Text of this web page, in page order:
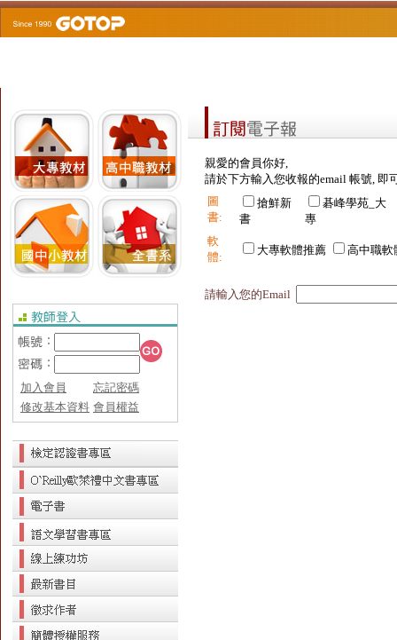
加入會員
忘記密碼
修改基本資料 會員權益
親愛的會員你好,
請於下方輸入您收報的email 帳號, 即
圖
書:
搶鮮新
書
碁峰學苑_大
專
軟
體:
大專軟體推薦 高中職軟
請輸入您的Email